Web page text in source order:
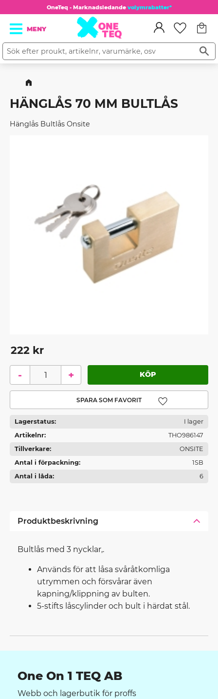
Meny
OneTeq - Marknadsledande volymrabatter*
HÄNGLÅS 70 MM BULTLÅS
Hänglås Bultlås Onsite
222 kr
+
-
Lägg till i favoriter
Lagerstatus
I lager
Artikelnr
THO986147
Tillverkare
ONSITE
Antal i förpackning
1SB
Antal i låda
6
Produktbeskrivning
Bultlås med 3 nycklar,.
Används för att låsa svåråtkomliga
utrymmen och försvårar även
kapning/klippning av bulten.
5-stifts låscylinder och bult i härdat stål.
One On 1 TEQ AB
Webb och lagerbutik för proffs